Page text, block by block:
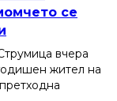
се
вчера
жител на